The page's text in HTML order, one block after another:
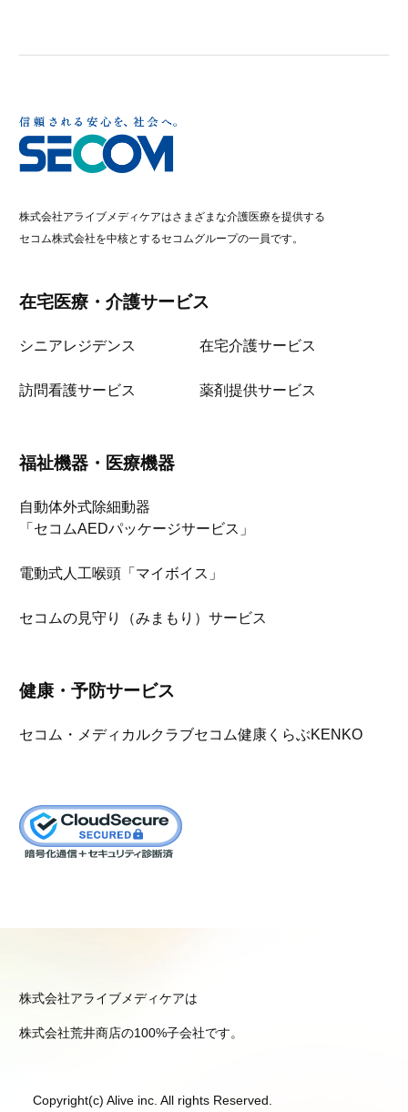
株式会社アライブメディケアはさまざまな介護医療を提供する
セコム株式会社を中核とするセコムグループの一員です。
在宅医療・介護サービス
シニアレジデンス 在宅介護サービス
訪問看護サービス 薬剤提供サービス
福祉機器・医療機器
自動体外式除細動器
「セコムAEDパッケージサービス」
電動式人工喉頭「マイボイス」
セコムの見守り（みまもり）サービス
健康・予防サービス
セコム・メディカルクラブセコム健康くらぶKENKO
株式会社アライブメディケアは
株式会社荒井商店の100%子会社です。
Copyright(c) Alive inc. All rights Reserved.